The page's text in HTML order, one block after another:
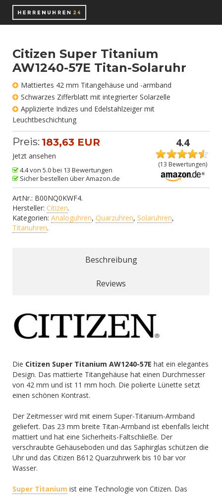
Citizen Super Titanium
AW1240-57E Titan-Solaruhr
Mattiertes 42 mm Titangehäuse und -armband
Schwarzes Zifferblatt mit integrierter Solarzelle
Applizierte Indizes und Edelstahlzeiger mit
Leuchtbeschichtung
Preis: 183,63 EUR
Jetzt ansehen
4.4 von 5.0 bei 13 Bewertungen
Sicher bestellen über Amazon.de
4.4
(13 Bewertungen)
ArtNr.: B00NQ0KWF4.
Hersteller: Citizen.
Kategorien: Analoguhren, Quarzuhren, Solaruhren,
Titanuhren.
Beschreibung
Reviews
Die Citizen Super Titanium AW1240-57E hat ein elegantes
Design. Das mattierte Titangehäuse hat einen Durchmesser
von 42 mm und ist 11 mm hoch. Die polierte Lünette setzt
einen schönen Kontrast.
Der Zeitmesser wird mit einem Super-Titanium-Armband
geliefert. Das 23 mm breite Titan-Armband ist ebenfalls leicht
mattiert und hat eine Sicherheits-Faltschließe. Der
verschraubte Gehäuseboden und das Saphirglas schützen die
Uhr und das Citizen B612 Quarzuhrwerk bis 10 bar vor
Wasser.
Super Titanium ist eine Technologie von Citizen. Das